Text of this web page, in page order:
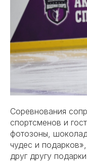
Соревнования
спортсменов и
фотозоны,
чудес и
друг другу